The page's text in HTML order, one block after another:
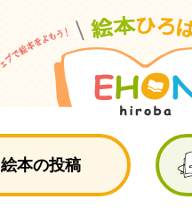
絵本の投稿